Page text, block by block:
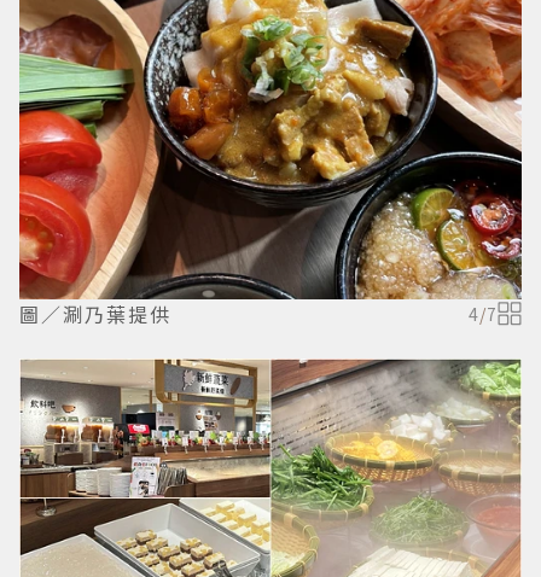
圖／涮乃葉提供 4/7